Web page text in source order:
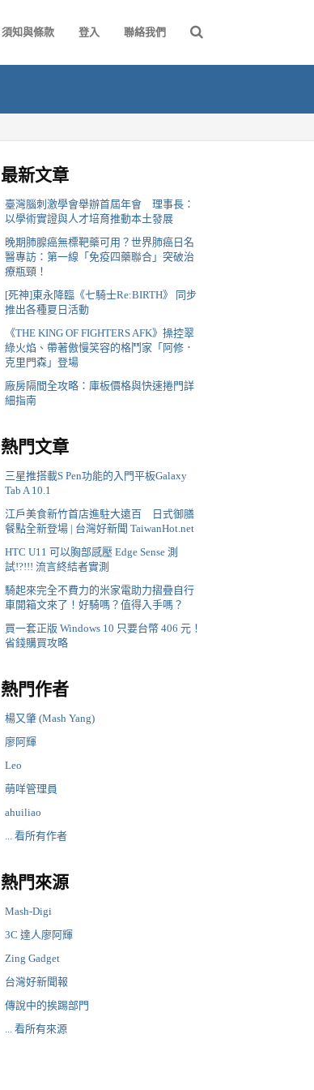
須知與條款 登入 聯絡我們
最新文章
臺灣腦刺激學會舉辦首屆年會 理事長：
以學術實證與人才培育推動本土發展
晚期肺腺癌無標靶藥可用？世界肺癌日名
醫專訪：第一線「免疫四藥聯合」突破治
療瓶頸！
[死神]東永降臨《七騎士Re:BIRTH》 同步
推出各種夏日活動
《THE KING OF FIGHTERS AFK》操控翠
綠火焰、帶著傲慢笑容的格鬥家「阿修．
克里門森」登場
廠房隔間全攻略：庫板價格與快速捲門詳
細指南
熱門文章
三星推搭載S Pen功能的入門平板Galaxy
Tab A 10.1
江戶美食新竹首店進駐大遠百 日式御膳
餐點全新登場 | 台灣好新聞 TaiwanHot.net
HTC U11 可以胸部感壓 Edge Sense 測
試!?!!! 流言終結者實測
騎起來完全不費力的米家電助力摺疊自行
車開箱文來了！好騎嗎？值得入手嗎？
買一套正版 Windows 10 只要台幣 406 元！
省錢購買攻略
熱門作者
楊又肇 (Mash Yang)
廖阿輝
Leo
萌咩管理員
ahuiliao
... 看所有作者
熱門來源
Mash-Digi
3C 達人廖阿輝
Zing Gadget
台灣好新聞報
傳說中的挨踢部門
... 看所有來源